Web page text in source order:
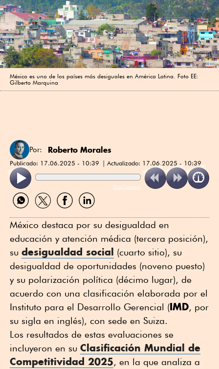
México es uno de los países más desiguales en América Latina. Foto EE:
Gilberto Marquina
Por: Roberto Morales
Publicado: 17.06.2025 - 10:39 Actualizado: 17.06.2025 - 10:39
ReadSpeaker
Compartir
por
Compartir
por
Compartir
por
Compartir
por
México destaca por su desigualdad en
educación y atención médica (tercera posición),
su desigualdad social (cuarto sitio), su
desigualdad de oportunidades (noveno puesto)
y su polarización política (décimo lugar), de
acuerdo con una clasificación elaborada por el
Instituto para el Desarrollo Gerencial (IMD, por
su sigla en inglés), con sede en Suiza.
Los resultados de estas evaluaciones se
incluyeron en su Clasificación Mundial de
Competitividad 2025, en la que analiza a